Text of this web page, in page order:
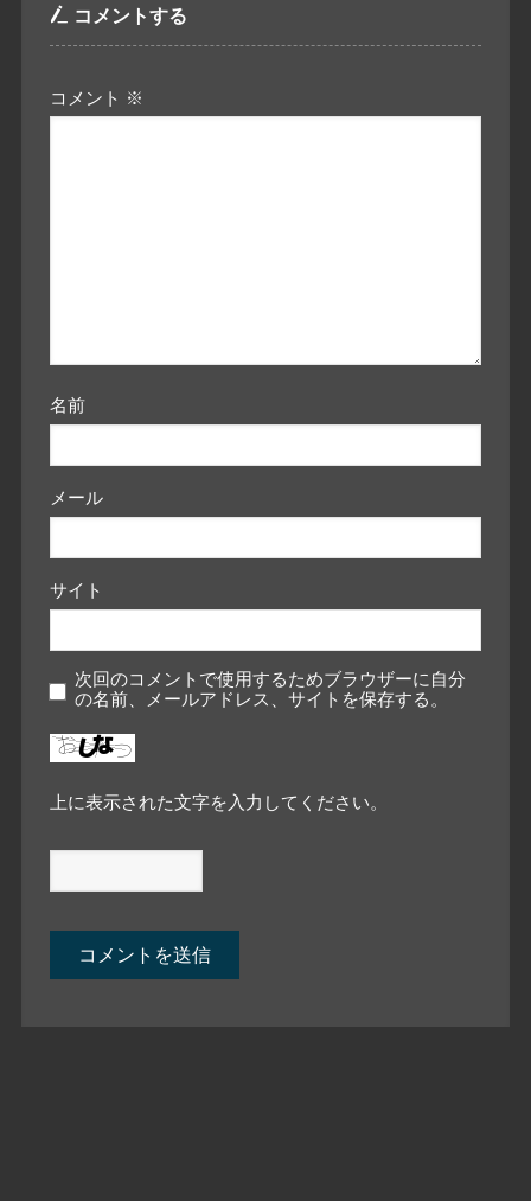
コメントする
コメント ※
名前
メール
サイト
次回のコメントで使用するためブラウザーに自分
の名前、メールアドレス、サイトを保存する。
上に表示された文字を入力してください。